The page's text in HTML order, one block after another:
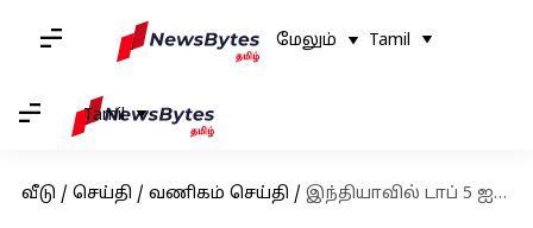
மேலும் Tamil
Tamil
வீடு / செய்தி / வணிகம் செய்தி / இந்தியாவில் டாப் 5 ஐடி நிறுவன சிஇஓக்களின் ஊதிய 160% அதிகரிப்பு; தொடக்கநிலை ஊழியர்களுக்கு 4% மட்டுமே அதிகரிப்பு